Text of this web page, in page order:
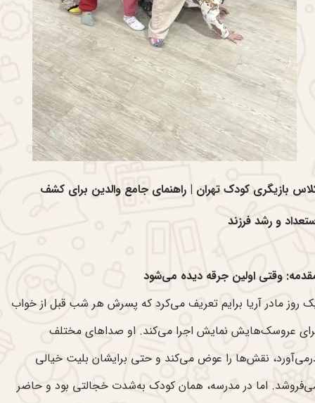
بازیگری کودک تهران | راهنمای جامع والدین برای کشف
و رشد فرزند
وقتی اولین جرقه دیده می‌شود
روز مادر آریا برایم تعریف می‌کرد که پسرش هر شب قبل از خواب
عروسک‌هایش نمایش اجرا می‌کند. او صداهای مختلف
نقش‌ها را عوض می‌کند و حتی برایشان بلیت خیالی
اما در مدرسه، همان کودک به‌شدت خجالتی بود و حاضر